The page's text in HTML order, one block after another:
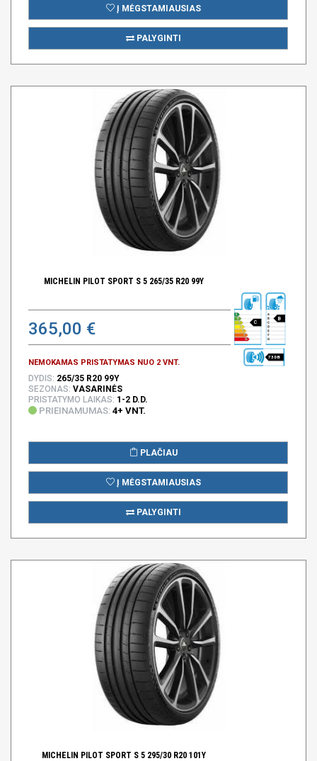
Į MĖGSTAMIAUSIAS
PALYGINTI
MICHELIN PILOT SPORT S 5 265/35 R20 99Y
365,00 €
NEMOKAMAS PRISTATYMAS NUO 2 VNT.
C
B
73 DB
DYDIS: 265/35 R20 99Y
SEZONAS: VASARINĖS
PRISTATYMO LAIKAS: 1-2 D.D.
PRIEINAMUMAS: 4+ VNT.
PLAČIAU
Į MĖGSTAMIAUSIAS
PALYGINTI
MICHELIN PILOT SPORT S 5 295/30 R20 101Y